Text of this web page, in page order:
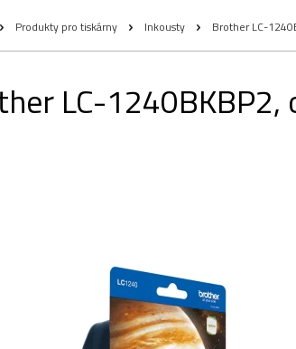
Produkty pro tiskárny Inkousty Brother LC-
LC-